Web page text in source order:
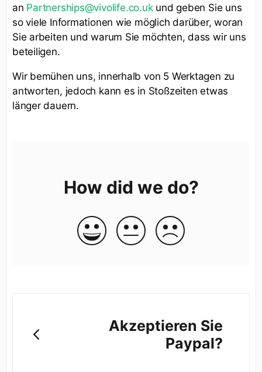
an Partnerships@vivolife.co.ukund geben Sie uns
so viele Informationen wie möglich darüber, woran
Sie arbeiten und warum Sie möchten, dass wir uns
beteiligen.
Wir bemühen uns, innerhalb von 5 Werktagen zu
antworten, jedoch kann es in Stoßzeiten etwas
länger dauern.
How did we do?
Akzeptieren Sie
Paypal?